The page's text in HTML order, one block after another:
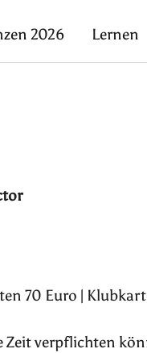
2026 Lernen
70 Euro |
Zeit verpflichten